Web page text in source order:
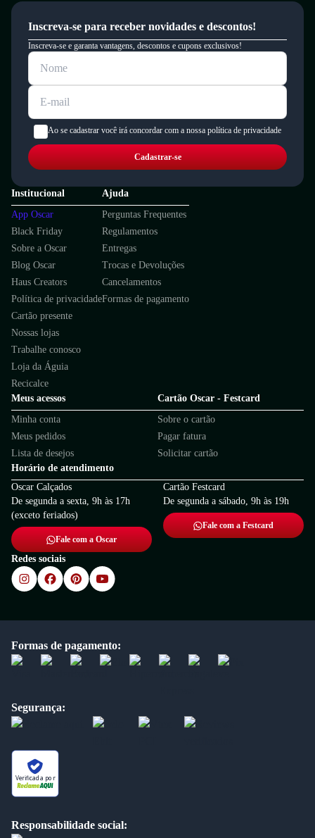
Inscreva-se para receber novidades e descontos!
Inscreva-se e garanta vantagens, descontos e cupons exclusivos!
Ao se cadastrar você irá concordar com a nossa política de privacidade
Cadastrar-se
Institucional
App Oscar
Black Friday
Sobre a Oscar
Blog Oscar
Haus Creators
Política de privacidade
Cartão presente
Nossas lojas
Trabalhe conosco
Loja da Águia
Recicalce
Ajuda
Perguntas Frequentes
Regulamentos
Entregas
Trocas e Devoluções
Cancelamentos
Formas de pagamento
Meus acessos
Minha conta
Meus pedidos
Lista de desejos
Cartão Oscar - Festcard
Sobre o cartão
Pagar fatura
Solicitar cartão
Horário de atendimento
Oscar Calçados
De segunda a sexta, 9h às 17h
(exceto feriados)
Fale com a Oscar
Cartão Festcard
De segunda a sábado, 9h às 19h
Fale com a Festcard
Redes sociais
Formas de pagamento:
Segurança:
Verificada por
Responsabilidade social: